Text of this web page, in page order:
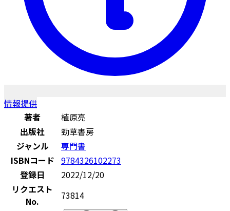
情報提供
著者
植原亮
出版社
勁草書房
ジャンル
専門書
ISBNコード 9784326102273
登録日
2022/12/20
リクエスト
No.
73814